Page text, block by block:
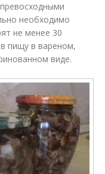
необходимо
не менее 30
пищу в вареном,
виде.